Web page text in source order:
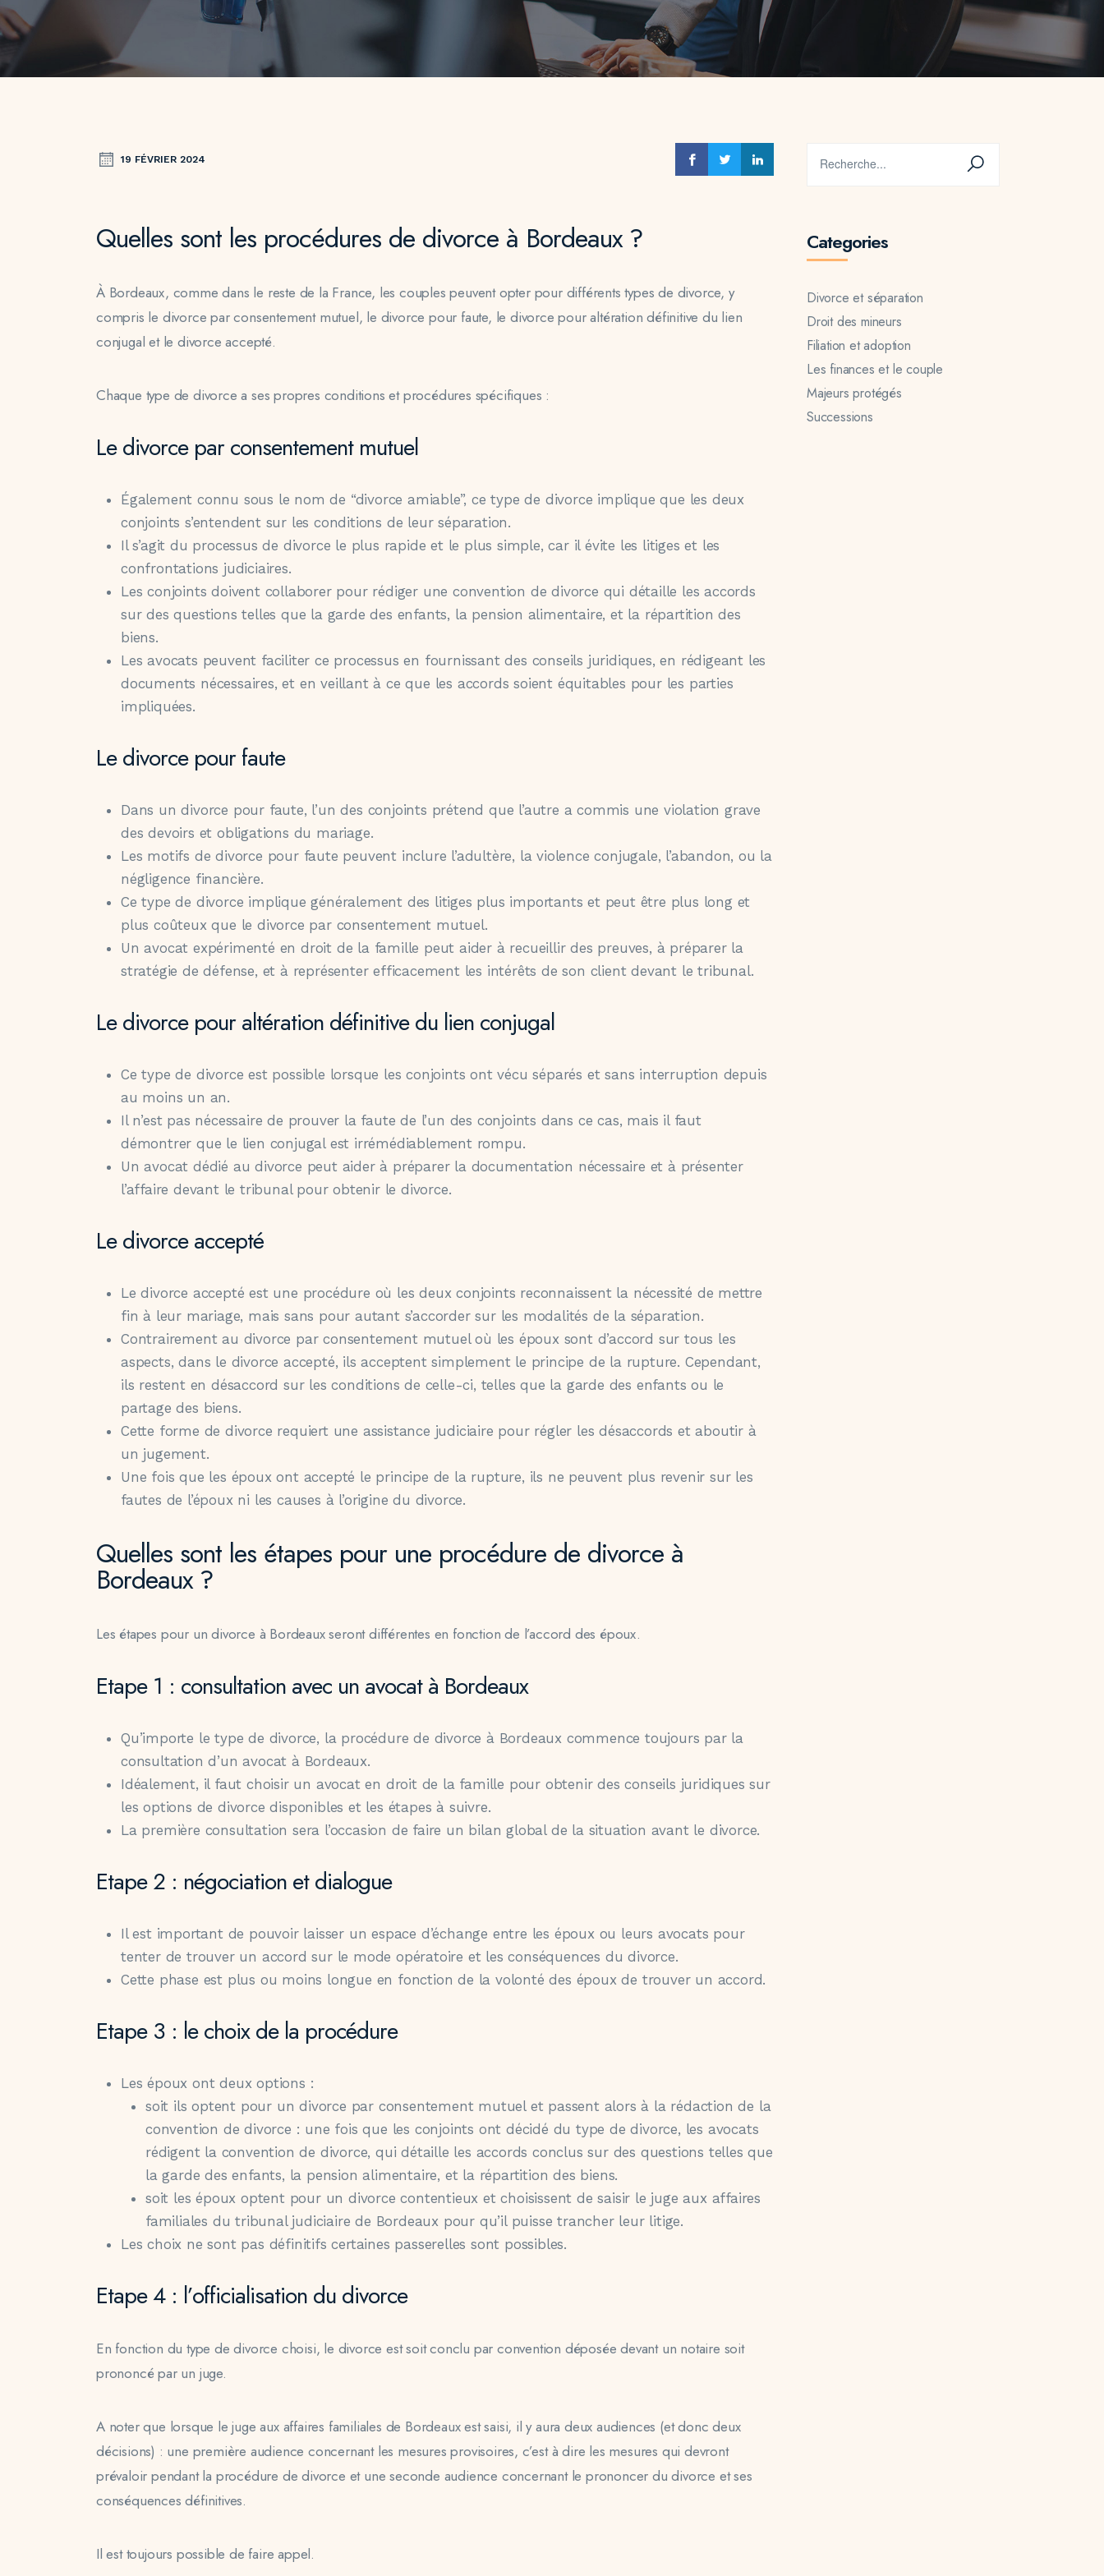
19 FÉVRIER 2024
Quelles sont les procédures de divorce à Bordeaux ?
À Bordeaux, comme dans le reste de la France, les couples peuvent opter pour différents types de divorce, y
compris le divorce par consentement mutuel, le divorce pour faute, le divorce pour altération définitive du lien
conjugal et le divorce accepté.
Chaque type de divorce a ses propres conditions et procédures spécifiques :
Le divorce par consentement mutuel
Également connu sous le nom de “divorce amiable”, ce type de divorce implique que les deux
conjoints s’entendent sur les conditions de leur séparation.
Il s’agit du processus de divorce le plus rapide et le plus simple, car il évite les litiges et les
confrontations judiciaires.
Les conjoints doivent collaborer pour rédiger une convention de divorce qui détaille les accords
sur des questions telles que la garde des enfants, la pension alimentaire, et la répartition des
biens.
Les avocats peuvent faciliter ce processus en fournissant des conseils juridiques, en rédigeant les
documents nécessaires, et en veillant à ce que les accords soient équitables pour les parties
impliquées.
Le divorce pour faute
Dans un divorce pour faute, l’un des conjoints prétend que l’autre a commis une violation grave
des devoirs et obligations du mariage.
Les motifs de divorce pour faute peuvent inclure l’adultère, la violence conjugale, l’abandon, ou la
négligence financière.
Ce type de divorce implique généralement des litiges plus importants et peut être plus long et
plus coûteux que le divorce par consentement mutuel.
Un avocat expérimenté en droit de la famille peut aider à recueillir des preuves, à préparer la
stratégie de défense, et à représenter efficacement les intérêts de son client devant le tribunal.
Le divorce pour altération définitive du lien conjugal
Ce type de divorce est possible lorsque les conjoints ont vécu séparés et sans interruption depuis
au moins un an.
Il n’est pas nécessaire de prouver la faute de l’un des conjoints dans ce cas, mais il faut
démontrer que le lien conjugal est irrémédiablement rompu.
Un avocat dédié au divorce peut aider à préparer la documentation nécessaire et à présenter
l’affaire devant le tribunal pour obtenir le divorce.
Le divorce accepté
Le divorce accepté est une procédure où les deux conjoints reconnaissent la nécessité de mettre
fin à leur mariage, mais sans pour autant s’accorder sur les modalités de la séparation.
Contrairement au divorce par consentement mutuel où les époux sont d’accord sur tous les
aspects, dans le divorce accepté, ils acceptent simplement le principe de la rupture. Cependant,
ils restent en désaccord sur les conditions de celle-ci, telles que la garde des enfants ou le
partage des biens.
Cette forme de divorce requiert une assistance judiciaire pour régler les désaccords et aboutir à
un jugement.
Une fois que les époux ont accepté le principe de la rupture, ils ne peuvent plus revenir sur les
fautes de l’époux ni les causes à l’origine du divorce.
Quelles sont les étapes pour une procédure de divorce à
Bordeaux ?
Les étapes pour un divorce à Bordeaux seront différentes en fonction de l’accord des époux.
Etape 1 : consultation avec un avocat à Bordeaux
Qu’importe le type de divorce, la procédure de divorce à Bordeaux commence toujours par la
consultation d’un avocat à Bordeaux.
Idéalement, il faut choisir un avocat en droit de la famille pour obtenir des conseils juridiques sur
les options de divorce disponibles et les étapes à suivre.
La première consultation sera l’occasion de faire un bilan global de la situation avant le divorce.
Etape 2 : négociation et dialogue
Il est important de pouvoir laisser un espace d’échange entre les époux ou leurs avocats pour
tenter de trouver un accord sur le mode opératoire et les conséquences du divorce.
Cette phase est plus ou moins longue en fonction de la volonté des époux de trouver un accord.
Etape 3 : le choix de la procédure
Les époux ont deux options :
soit ils optent pour un divorce par consentement mutuel et passent alors à la rédaction de la
convention de divorce : une fois que les conjoints ont décidé du type de divorce, les avocats
rédigent la convention de divorce, qui détaille les accords conclus sur des questions telles que
la garde des enfants, la pension alimentaire, et la répartition des biens.
soit les époux optent pour un divorce contentieux et choisissent de saisir le juge aux affaires
familiales du tribunal judiciaire de Bordeaux pour qu’il puisse trancher leur litige.
Les choix ne sont pas définitifs certaines passerelles sont possibles.
Etape 4 : l’officialisation du divorce
En fonction du type de divorce choisi, le divorce est soit conclu par convention déposée devant un notaire soit
prononcé par un juge.
A noter que lorsque le juge aux affaires familiales de Bordeaux est saisi, il y aura deux audiences (et donc deux
décisions) : une première audience concernant les mesures provisoires, c’est à dire les mesures qui devront
prévaloir pendant la procédure de divorce et une seconde audience concernant le prononcer du divorce et ses
conséquences définitives.
Il est toujours possible de faire appel.
Categories
Divorce et séparation
Droit des mineurs
Filiation et adoption
Les finances et le couple
Majeurs protégés
Successions